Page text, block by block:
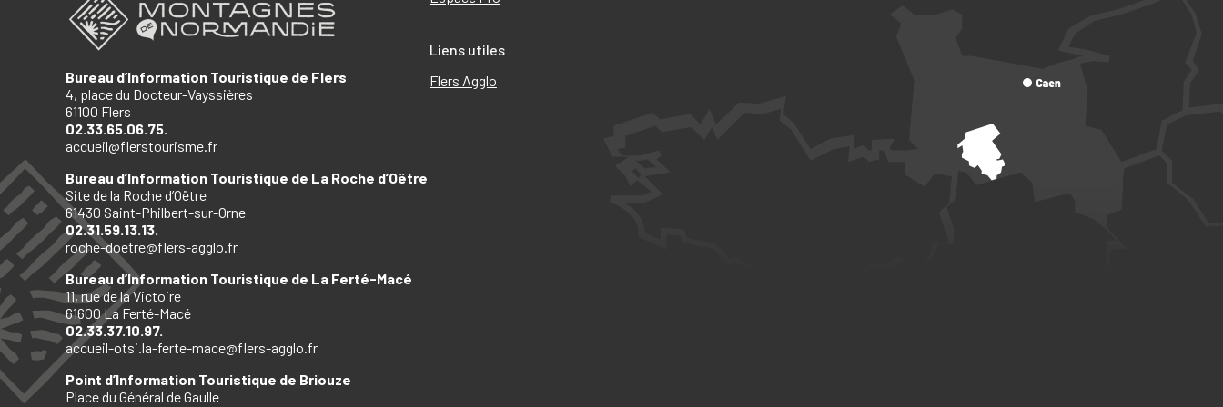
Bureau d’Information Touristique de Flers
4, place du Docteur-Vayssières
61100 Flers
02.33.65.06.75.
accueil@flerstourisme.fr
Bureau d’Information Touristique de La Roche d’Oëtre
Site de la Roche d’Oëtre
61430 Saint-Philbert-sur-Orne
02.31.59.13.13.
roche-doetre@flers-agglo.fr
Bureau d’Information Touristique de La Ferté-Macé
11, rue de la Victoire
61600 La Ferté-Macé
02.33.37.10.97.
accueil-otsi.la-ferte-mace@flers-agglo.fr
Point d’Information Touristique de Briouze
Place du Général de Gaulle
Liens utiles
Flers Agglo